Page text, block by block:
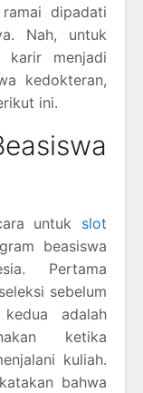
dipadati
Nah, untuk
karir menjadi
kedokteran,
ini.
untuk slot
beasiswa
Pertama
sebelum
adalah
ketika
kuliah.
bahwa